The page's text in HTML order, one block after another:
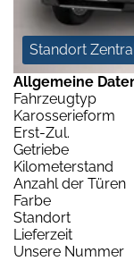
Standort
Allgemeine
Fahrzeugtyp
Karosserieform
Erst-Zul.
Getriebe
Kilometerstand
Anzahl der Türen
Farbe
Standort
Lieferzeit
Unsere Nummer